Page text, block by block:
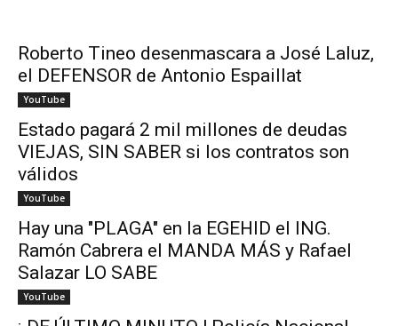
Roberto Tineo desenmascara a José Laluz,
el DEFENSOR de Antonio Espaillat
YouTube
Estado pagará 2 mil millones de deudas
VIEJAS, SIN SABER si los contratos son
válidos
YouTube
Hay una "PLAGA" en la EGEHID el ING.
Ramón Cabrera el MANDA MÁS y Rafael
Salazar LO SABE
YouTube